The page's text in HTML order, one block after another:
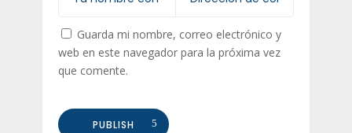
Guarda mi nombre, correo electrónico y
web en este navegador para la próxima vez
que comente.
PUBLISH